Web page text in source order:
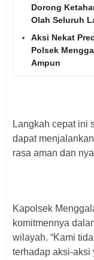
Dorong
Olah Seluruh
Aksi Nekat
Polsek
Ampun
Langkah cepat ini
dapat
rasa aman dan
Kapolsek
komitmennya
wilayah. “Kami
terhadap aksi-aksi